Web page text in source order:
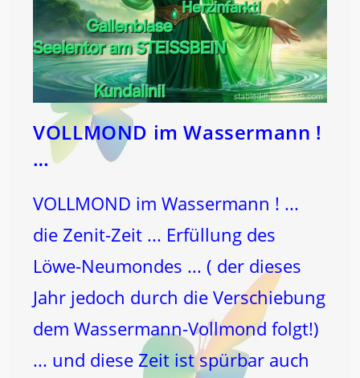
VOLLMOND im Wassermann !
…
VOLLMOND im Wassermann ! ...
die Zenit-Zeit ... Erfüllung des
Löwe-Neumondes ... ( der dieses
Jahr jedoch durch die Verschiebung
dem Wassermann-Vollmond folgt!)
... und diese Zeit ist spürbar auch